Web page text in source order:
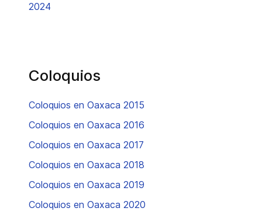
2024
Coloquios
Coloquios en Oaxaca 2015
Coloquios en Oaxaca 2016
Coloquios en Oaxaca 2017
Coloquios en Oaxaca 2018
Coloquios en Oaxaca 2019
Coloquios en Oaxaca 2020